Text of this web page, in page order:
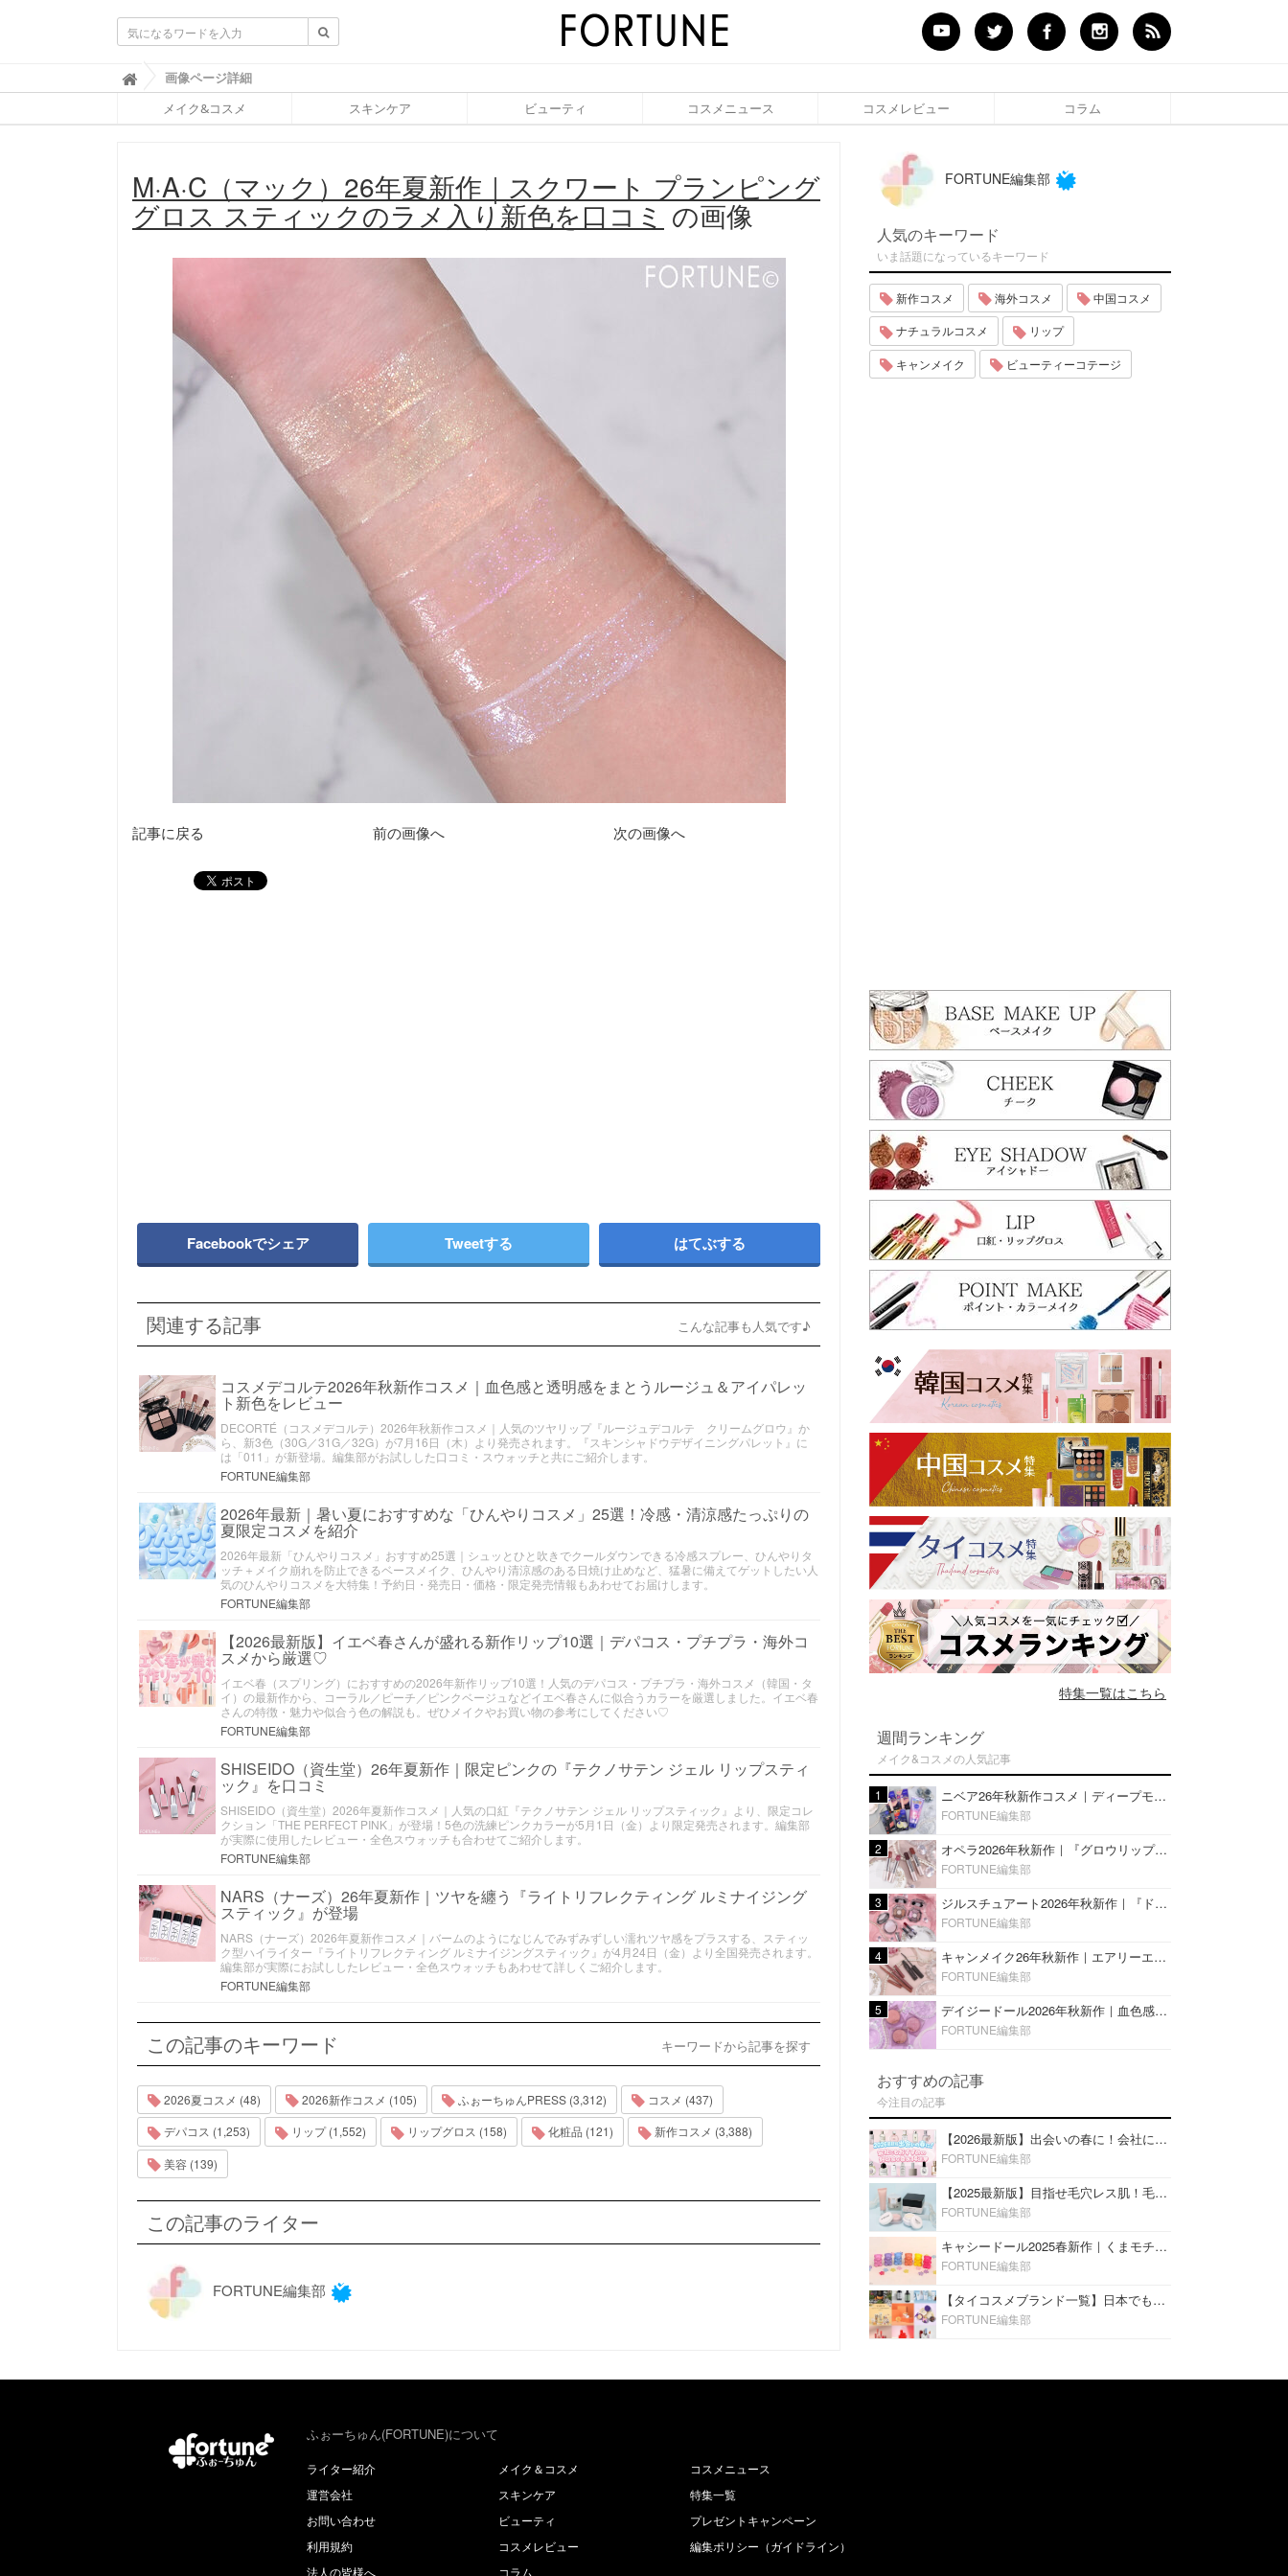
ふ
ぉ
ち
(
F
O
R
画像ページ詳細
メイク&コスメ スキンケア ビューティ コスメニュース コスメレビュー コラム
M·A·C（マック）26年夏新作｜スクワート プランピング
グロス スティックのラメ入り新色を口コミ の画像
記事に戻る 前の画像へ 次の画像へ
Facebookでシェア Tweetする はてぶする
関連する記事 こんな記事も人気です♪
コスメデコルテ2026年秋新作コスメ｜血色感と透明感をまとうルージュ＆アイパレッ
ト新色をレビュー
DECORTÉ（コスメデコルテ）2026年秋新作コスメ｜人気のツヤリップ『ルージュデコルテ クリームグロウ』か
ら、新3色（30G／31G／32G）が7月16日（木）より発売されます。『スキンシャドウデザイニングパレット』に
は「011」が新登場。編集部がお試しした口コミ・スウォッチと共にご紹介します。
FORTUNE編集部
2026年最新｜暑い夏におすすめな「ひんやりコスメ」25選！冷感・清涼感たっぷりの
夏限定コスメを紹介
2026年最新「ひんやりコスメ」おすすめ25選｜シュッとひと吹きでクールダウンできる冷感スプレー、ひんやりタ
ッチ＋メイク崩れを防止できるベースメイク、ひんやり清涼感のある日焼け止めなど、猛暑に備えてゲットしたい人
気のひんやりコスメを大特集！予約日・発売日・価格・限定発売情報もあわせてお届けします。
FORTUNE編集部
【2026最新版】イエベ春さんが盛れる新作リップ10選｜デパコス・プチプラ・海外コ
スメから厳選♡
イエベ春（スプリング）におすすめの2026年新作リップ10選！人気のデパコス・プチプラ・海外コスメ（韓国・タ
イ）の最新作から、コーラル／ピーチ／ピンクベージュなどイエベ春さんに似合うカラーを厳選しました。イエベ春
さんの特徴・魅力や似合う色の解説も。ぜひメイクやお買い物の参考にしてください♡
FORTUNE編集部
SHISEIDO（資生堂）26年夏新作｜限定ピンクの『テクノサテン ジェル リップスティ
ック』を口コミ
SHISEIDO（資生堂）2026年夏新作コスメ｜人気の口紅『テクノサテン ジェル リップスティック』より、限定コレ
クション「THE PERFECT PINK」が登場！5色の洗練ピンクカラーが5月1日（金）より限定発売されます。編集部
が実際に使用したレビュー・全色スウォッチも合わせてご紹介します。
FORTUNE編集部
NARS（ナーズ）26年夏新作｜ツヤを纏う『ライトリフレクティング ルミナイジング
スティック』が登場
NARS（ナーズ）2026年夏新作コスメ｜バームのようになじんでみずみずしい濡れツヤ感をプラスする、スティッ
ク型ハイライター『ライトリフレクティング ルミナイジングスティック』が4月24日（金）より全国発売されます。
編集部が実際にお試ししたレビュー・全色スウォッチもあわせて詳しくご紹介します。
FORTUNE編集部
この記事のキーワード キーワードから記事を探す
2026夏コスメ (48) 2026新作コスメ (105) ふぉーちゅんPRESS (3,312)
コスメ (437)
デパコス (1,253)
リップ (1,552) リップグロス (158) 化粧品 (121)
新作コスメ (3,388)
美容 (139)
この記事のライター
FORTUNE編集部
FORTUNE編集部
人気のキーワード
いま話題になっているキーワード
新作コスメ 海外コスメ 中国コスメ
ナチュラルコスメ リップ
キャンメイク ビューティーコテージ
特集一覧はこちら
週間ランキング
メイク&コスメの人気記事
1 ニベア26年秋新作コスメ｜ディープモイスチャーリップの美容液タイプや2in1ボディクリームスクラブも
FORTUNE編集部
2 オペラ2026年秋新作｜『グロウリップティント』の新色・限定色はローズジャムカラー♡全4色をレビュー
FORTUNE編集部
3 ジルスチュアート2026年秋新作｜『ドレスドブルーム アイズ』新色や限定ハイライト・リップをレビュー
FORTUNE編集部
4 キャンメイク26年秋新作｜エアリーエクステンションライナー＆カールスナイパーマスカラ新色をレビュー
FORTUNE編集部
5 デイジードール2026年秋新作｜血色感が可愛い♡『パウダー ブラッシュ ブルーム』新3色をレビュー
FORTUNE編集部
おすすめの記事
今注目の記事
【2026最新版】出会いの春に！会社にもおすすめの好印象な香水14選♡ビジネスの場での香水マナーも
FORTUNE編集部
【2025最新版】目指せ毛穴レス肌！毛穴を埋めて隠す「おすすめ部分用下地＆プライマー」ランキング♡
FORTUNE編集部
キャシードール2025春新作｜くまモチーフのミニリップ「シャイニーベア リップモイスト」をレビュー♡
FORTUNE編集部
【タイコスメブランド一覧】日本でも人気沸騰中の“タイコスメ”ブランド20選！
FORTUNE編集部
ふぉーちゅん(FORTUNE)について
ライター紹介
運営会社
お問い合わせ
利用規約
法人の皆様へ
メイク＆コスメ
スキンケア
ビューティ
コスメレビュー
コラム
コスメニュース
特集一覧
プレゼントキャンペーン
編集ポリシー（ガイドライン）